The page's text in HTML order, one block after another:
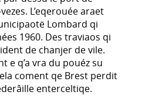
L’eqerouée araet
Lombard qi
1960. Des traviaos qi
de chanjer de vile.
e q’a vra du pouéz su
coment qe Brest perdit
enterceltiqe.